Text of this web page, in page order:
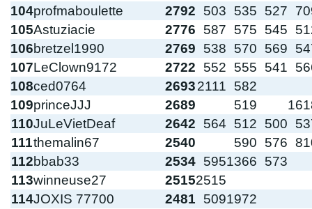
104profmaboulette 2792 503 535 527
105Astuziacie 2776 587 575 545
106bretzel1990 2769 538 570 569
107LeClown9172 2722 552 555 541
108ced0764 26932111
582
109princeJJJ 2689 519
110JuLeVietDeaf 2642 564 512 500
111themalin67 2540 590 576
112bbab33 2534 5951366
573
113winneuse27 25152515
114JOXIS 77700 2481 5091972